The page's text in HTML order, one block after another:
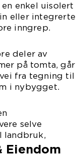
enkel uisolert
eller integrerte
inngrep.
deler av
på tomta, går
fra tegning til
i nybygget.
selve
landbruk,
Eiendom